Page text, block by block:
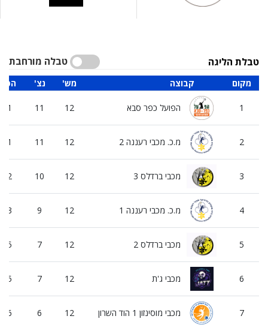
טבלה מורחבת טבלת הליגה
'הפ 'נצ 'מש קבוצה מקום
1 11 12 הפועל כפר סבא 1
1 11 12 מ.כ. מכבי רעננה 2 2
2 10 12 מכבי ברדלס 3 3
3 9 12 מ.כ. מכבי רעננה 1 4
5 7 12 מכבי ברדלס 2 5
5 7 12 מכבי ג'ת 6
6 6 12 מכבי מוסינזון 1 הוד השרון 7